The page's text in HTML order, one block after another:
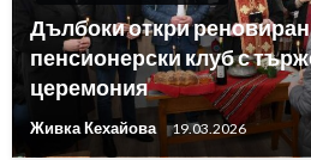
Дълбоки откри
пенсионерски клуб с
церемония
Живка Кехайова 19.03.2026